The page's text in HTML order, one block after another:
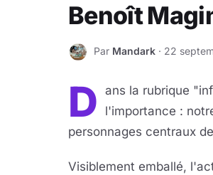
Benoît
M Par Mandark · 22
D ans la rubrique
l'importance :
personnages centraux de
Visiblement emballé,